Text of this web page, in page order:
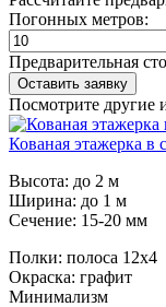
Погонных метров:
Предварительная
Посмотрите другие
Кованая этажерка в
Высота: до 2 м
Ширина: до 1 м
Сечение: 15-20 мм
Полки: полоса 12х4
Окраска: графит
Минимализм